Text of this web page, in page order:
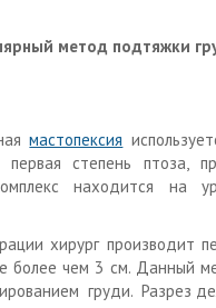
метод подтяжки
мастопексия
первая степень птоза,
находится на
хирург производит
более чем 3 см. Данный
груди. Разрез